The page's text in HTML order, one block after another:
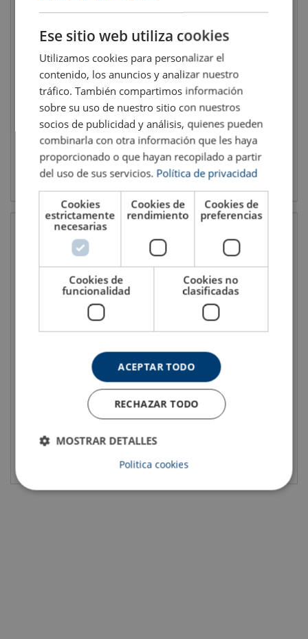
Cáncamo de elevación TP-S
Ver el producto Ver el producto
Cáncamo JDT Theipa Point-F Cáncamos TAPG/TAPG-S
ENGLISH TRANSLATION
Ese sitio web utiliza cookies
Utilizamos cookies para personalizar el
contenido, los anuncios y analizar nuestro
tráfico. También compartimos información
sobre su uso de nuestro sitio con nuestros
socios de publicidad y análisis, quienes pueden
combinarla con otra información que les haya
proporcionado o que hayan recopilado a partir
del uso de sus servicios. Política de privacidad
Cookies
estrictamente
necesarias
Cookies de
rendimiento
Cookies de
preferencias
Cookies de
funcionalidad
Cookies no
clasificadas
ACEPTAR TODO
RECHAZAR TODO
MOSTRAR DETALLES
Politica cookies